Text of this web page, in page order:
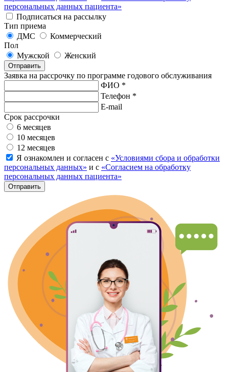
персональных данных пациента»
Подписаться на рассылку
Тип приема
ДМС
Коммерческий
Пол
Мужской
Женский
Отправить
Заявка на рассрочку по программе годового обслуживания
ФИО *
Телефон *
E-mail
Срок рассрочки
6 месяцев
10 месяцев
12 месяцев
Я ознакомлен и согласен с «Условиями сбора и обработки
персональных данных» и с «Согласием на обработку
персональных данных пациента»
Отправить